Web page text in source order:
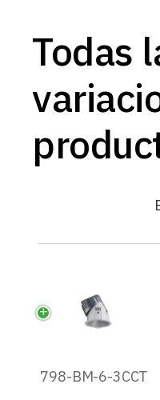
Todas
798-BM-6-3CCT